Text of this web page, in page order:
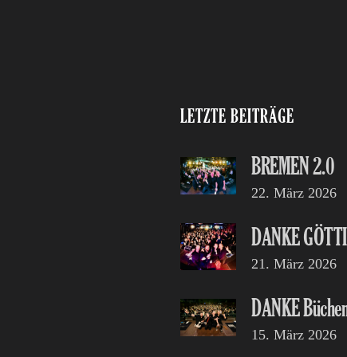
LETZTE BEITRÄGE
BREMEN 2.0
22. März 2026
DANKE
21. März 2026
DANKE
15. März 2026